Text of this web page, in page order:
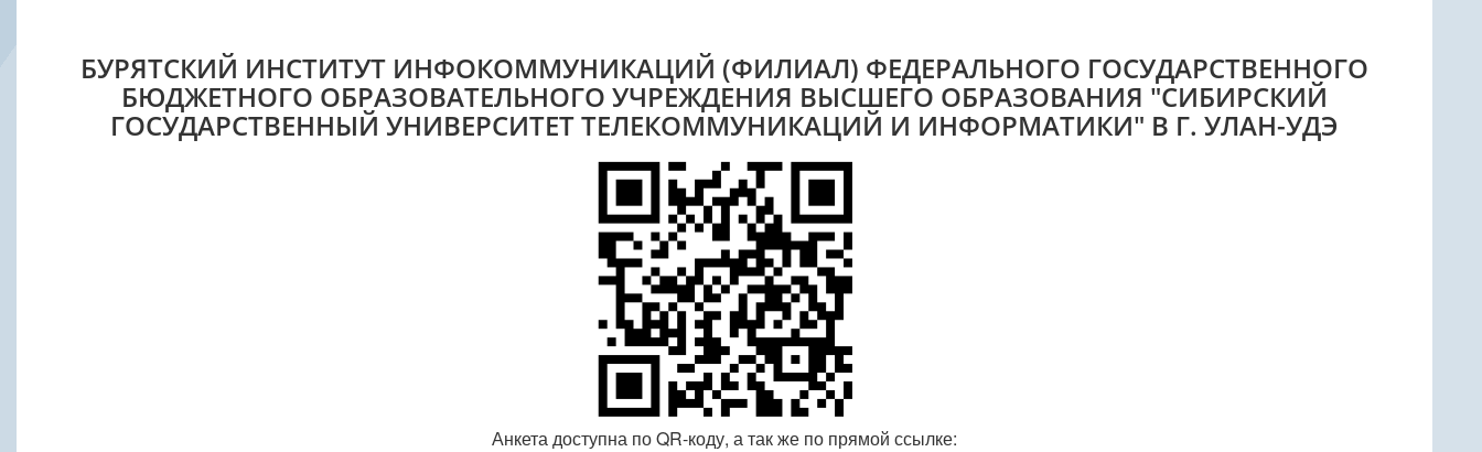
БУРЯТСКИЙ ИНСТИТУТ ИНФОКОММУНИКАЦИЙ (ФИЛИАЛ) ФЕДЕРАЛЬНОГО ГОСУДАРСТВЕННОГО
БЮДЖЕТНОГО ОБРАЗОВАТЕЛЬНОГО УЧРЕЖДЕНИЯ ВЫСШЕГО ОБРАЗОВАНИЯ "СИБИРСКИЙ
ГОСУДАРСТВЕННЫЙ УНИВЕРСИТЕТ ТЕЛЕКОММУНИКАЦИЙ И ИНФОРМАТИКИ" В Г. УЛАН-УДЭ
Анкета доступна по QR-коду, а так же по прямой ссылке: